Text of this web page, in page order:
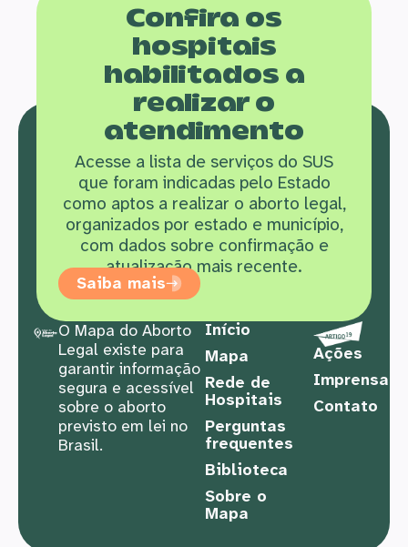
Confira os
hospitais
habilitados a
realizar o
atendimento
Acesse a lista de serviços do SUS
que foram indicadas pelo Estado
como aptos a realizar o aborto legal,
organizados por estado e município,
com dados sobre confirmação e
atualização mais recente.
Saiba mais
O Mapa do Aborto
Legal existe para
garantir informação
segura e acessível
sobre o aborto
previsto em lei no
Brasil.
Início
Mapa
Rede de
Hospitais
Perguntas
frequentes
Biblioteca
Sobre o
Mapa
Ações
Imprensa
Contato